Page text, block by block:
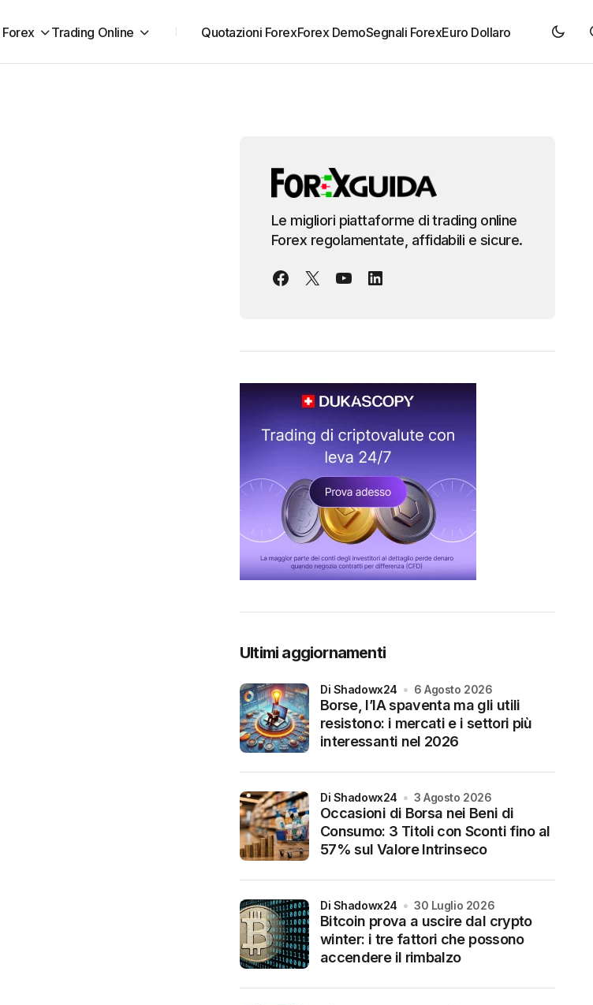
Forex Trading Online Quotazioni ForexForex DemoSegnali ForexEuro Dollaro
Le migliori piattaforme di trading online
Forex regolamentate, affidabili e sicure.
Ultimi aggiornamenti
Borse, l’IA spaventa ma gli utili
resistono: i mercati e i settori più
interessanti nel 2026
di Shadowx24 6 Agosto 2026
Occasioni di Borsa nei Beni di
Consumo: 3 Titoli con Sconti fino al
57% sul Valore Intrinseco
di Shadowx24 3 Agosto 2026
Bitcoin prova a uscire dal crypto
winter: i tre fattori che possono
accendere il rimbalzo
di Shadowx24 30 Luglio 2026